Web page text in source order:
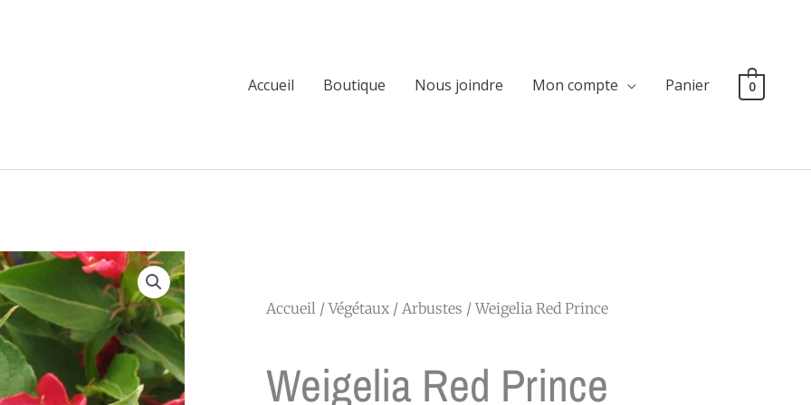
Accueil
Boutique Nous joindre Mon compte Panier 0
Accueil /Végétaux / Arbustes / Weigelia Red Prince
Weigelia Red Prince